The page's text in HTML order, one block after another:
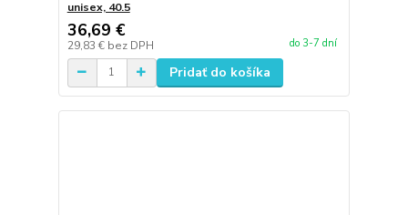
unisex, 40.5
36,69 €
29,83 € bez DPH do 3-7 dní
Pridať do košíka